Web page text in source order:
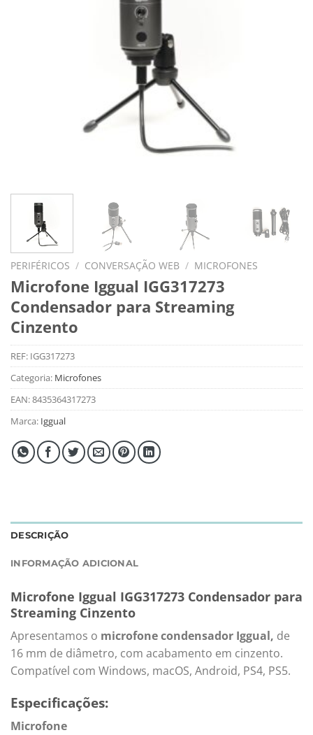
PERIFÉRICOS / CONVERSAÇÃO WEB / MICROFONES
Microfone Iggual IGG317273
Condensador para Streaming
Cinzento
REF: IGG317273
Categoria: Microfones
EAN:8435364317273
Marca: Iggual
DESCRIÇÃO
INFORMAÇÃO ADICIONAL
Microfone Iggual IGG317273 Condensador para
Streaming Cinzento
Apresentamos o microfone condensador Iggual, de
16 mm de diâmetro, com acabamento em cinzento.
Compatível com Windows, macOS, Android, PS4, PS5.
Especificações:
Microfone